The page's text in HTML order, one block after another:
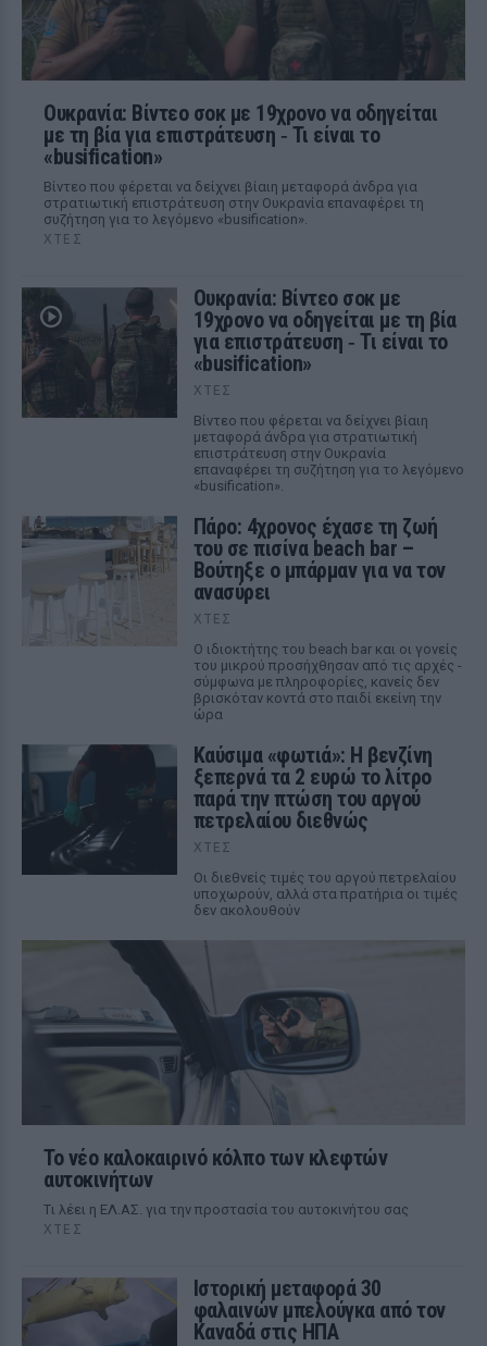
Ουκρανία: Βίντεο σοκ με 19χρονο να οδηγείται
με τη βία για επιστράτευση ‑ Τι είναι το
«busification»
Βίντεο που φέρεται να δείχνει βίαιη μεταφορά άνδρα για
στρατιωτική επιστράτευση στην Ουκρανία επαναφέρει τη
συζήτηση για το λεγόμενο «busification».
ΧΤΕΣ
Ουκρανία: Βίντεο σοκ με
19χρονο να οδηγείται με τη βία
για επιστράτευση ‑ Τι είναι το
«busification»
ΧΤΕΣ
Βίντεο που φέρεται να δείχνει βίαιη
μεταφορά άνδρα για στρατιωτική
επιστράτευση στην Ουκρανία
επαναφέρει τη συζήτηση για το λεγόμενο
«busification».
Πάρο: 4χρονος έχασε τη ζωή
του σε πισίνα beach bar –
Βούτηξε ο μπάρμαν για να τον
ανασύρει
ΧΤΕΣ
Ο ιδιοκτήτης του beach bar και οι γονείς
του μικρού προσήχθησαν από τις αρχές -
σύμφωνα με πληροφορίες, κανείς δεν
βρισκόταν κοντά στο παιδί εκείνη την
ώρα
Καύσιμα «φωτιά»: Η βενζίνη
ξεπερνά τα 2 ευρώ το λίτρο
παρά την πτώση του αργού
πετρελαίου διεθνώς
ΧΤΕΣ
Οι διεθνείς τιμές του αργού πετρελαίου
υποχωρούν, αλλά στα πρατήρια οι τιμές
δεν ακολουθούν
Το νέο καλοκαιρινό κόλπο των κλεφτών
αυτοκινήτων
Tι λέει η ΕΛ.ΑΣ. για την προστασία του αυτοκινήτου σας
ΧΤΕΣ
Ιστορική μεταφορά 30
φαλαινών μπελούγκα από τον
Καναδά στις ΗΠΑ